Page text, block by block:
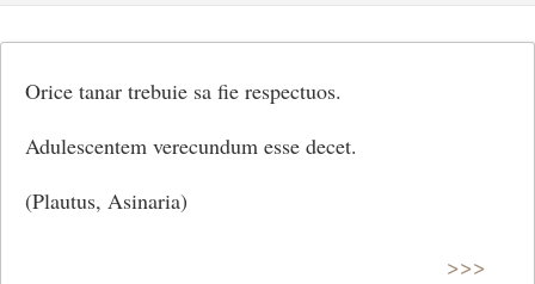
Orice tanar trebuie sa fie respectuos.
Adulescentem verecundum esse decet.
(Plautus, Asinaria)
>>>